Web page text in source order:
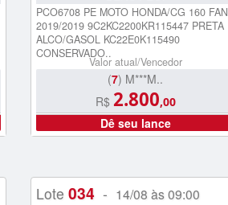
PCO6708 PE MOTO HONDA/CG 160 FAN
2019/2019 9C2KC2200KR115447 PRETA
ALCO/GASOL KC22E0K115490
CONSERVADO..
Valor atual/Vencedor
(7) M***M..
R$ 2.800,00
Dê seu lance
Lote 034- 14/08 às 09:00